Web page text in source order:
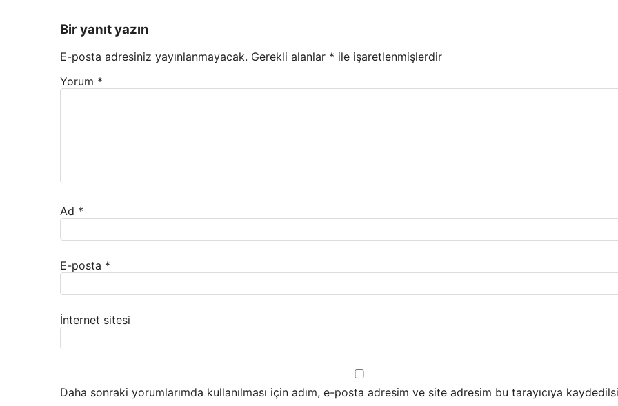
Bir yanıt yazın
E-posta adresiniz yayınlanmayacak. Gerekli alanlar * ile işaretlenmişlerdir
Yorum *
Ad *
E-posta *
İnternet sitesi
Daha sonraki yorumlarımda kullanılması için adım, e-posta adresim ve site adresim bu tarayıcıya